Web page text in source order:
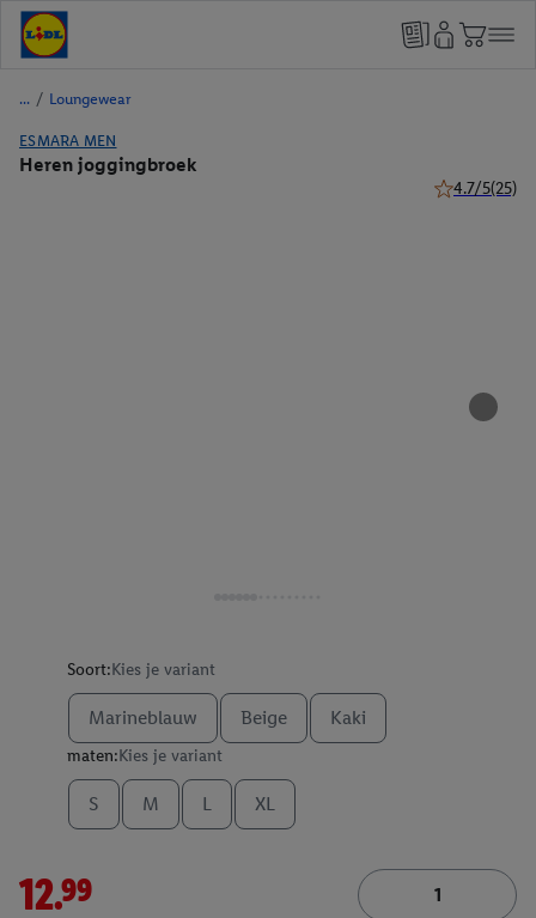
/ Loungewear
ESMARA MEN
Heren joggingbroek
4.7/5(25)
Soort:Kies je variant
Marineblauw Beige Kaki
maten:Kies je variant
S M L XL
12.99